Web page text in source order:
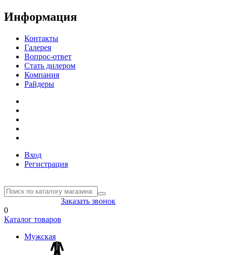
Информация
Контакты
Галерея
Вопрос-ответ
Стать дилером
Компания
Райдеры
Вход
Регистрация
Заказать звонок
0
Каталог товаров
Мужская